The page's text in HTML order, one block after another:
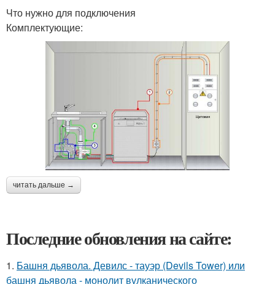
Что нужно для подключения
Комплектующие:
читать дальше →
Последние обновления на сайте:
1. Башня дьявола. Девилс - тауэр (Devils Tower) или
башня дьявола - монолит вулканического